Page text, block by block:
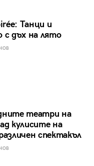
Танци и
с дъх на лято
театри на
кулисите на
спектакъл